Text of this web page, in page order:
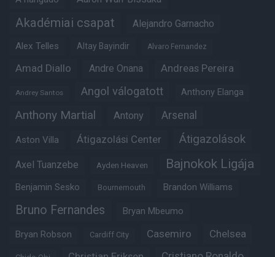
Akadémiai csapat Alejandro Garnacho
Alex Telles Altay Bayindir Alvaro Fernandez
Amad Diallo Andre Onana Andreas Pereira
Andrey Santos Angol válogatott Anthony Elanga
Anthony Martial Antony Arsenal
Aston Villa Átigazolási Center Átigazolások
Axel Tuanzebe Ayden Heaven Bajnokok Ligája
Benjamin Sesko Bournemouth Brandon Williams
Bruno Fernandes Bryan Mbeumo
Bryan Robson Cardiff City Casemiro Chelsea